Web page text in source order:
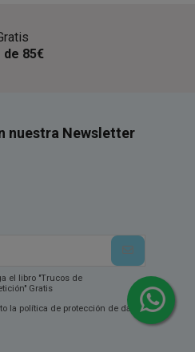
85€
nuestra Newsletter
el libro "Trucos de
Gratis
la política de protección de datos.